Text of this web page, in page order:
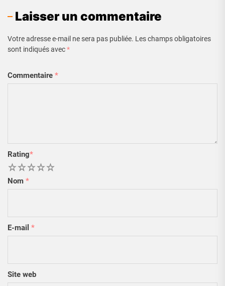
Laisser un commentaire
Votre adresse e-mail ne sera pas publiée. Les champs obligatoires
sont indiqués avec*
Commentaire *
Rating*
5
4
3
2
Nom *
E-mail *
Site web